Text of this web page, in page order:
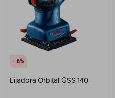
6
Lijadora Orbital GSS 140
Movilidad
Marcas